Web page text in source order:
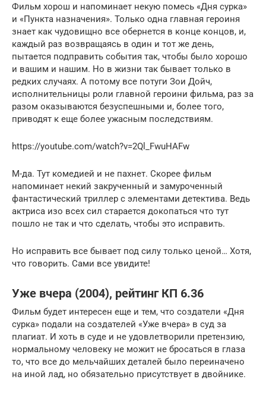
Фильм хорош и напоминает некую помесь «Дня сурка»
и «Пункта назначения». Только одна главная героиня
знает как чудовищно все обернется в конце концов, и,
каждый раз возвращаясь в один и тот же день,
пытается подправить события так, чтобы было хорошо
и вашим и нашим. Но в жизни так бывает только в
редких случаях. А потому все потуги Зои Дойч,
исполнительницы роли главной героини фильма, раз за
разом оказываются безуспешными и, более того,
приводят к еще более ужасным последствиям.
https://youtube.com/watch?v=2Ql_FwuHAFw
М-да. Тут комедией и не пахнет. Скорее фильм
напоминает некий закрученный и замуроченный
фантастический триллер с элементами детектива. Ведь
актриса изо всех сил старается докопаться что тут
пошло не так и что сделать, чтобы это исправить.
Но исправить все бывает под силу только ценой… Хотя,
что говорить. Сами все увидите!
Уже вчера (2004), рейтинг КП 6.36
Фильм будет интересен еще и тем, что создатели «Дня
сурка» подали на создателей «Уже вчера» в суд за
плагиат. И хоть в суде и не удовлетворили претензию,
нормальному человеку не можит не бросаться в глаза
то, что все до мельчайших деталей было переиначено
на иной лад, но обязательно присутствует в двойнике.